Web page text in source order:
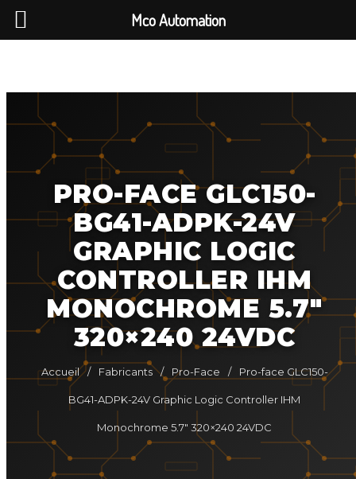
PRO-FACE GLC150-
BG41-ADPK-24V
GRAPHIC LOGIC
CONTROLLER IHM
MONOCHROME 5.7″
320×240 24VDC
Accueil / Fabricants / Pro-Face / Pro-face GLC150-
BG41-ADPK-24V Graphic Logic Controller IHM
Monochrome 5.7″ 320×240 24VDC
Mco Automation